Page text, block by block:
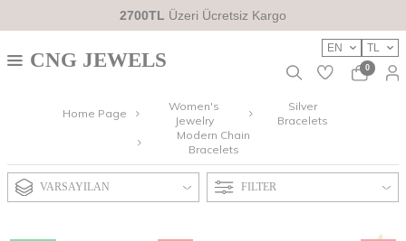
2700TL Üzeri Ücretsiz Kargo
EN TL
CNG JEWELS 0
Home Page
Women's
Jewelry
Silver
Bracelets
Modern Chain
Bracelets
FILTER
VARSAYILAN